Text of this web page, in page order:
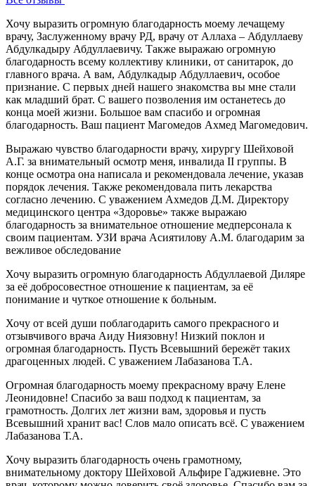
Хочу выразить огромную благодарность моему лечащему
врачу, Заслуженному врачу РД, врачу от Аллаха – Абдуллаеву
Абдулкадыру Абдуллаевичу. Также выражаю огромную
благодарность всему коллективу клиники, от санитарок, до
главного врача. А вам, Абдулкадыр Абдуллаевич, особое
признание. С первых дней нашего знакомства вы мне стали
как младший брат. С вашего позволения им останетесь до
конца моей жизни. Большое вам спасибо и огромная
благодарность. Ваш пациент Магомедов Ахмед Магомедович.
Выражаю чувство благодарности врачу, хирургу Шейховой
А.Г. за внимательный осмотр меня, инвалида II группы. В
конце осмотра она написала и рекомендовала лечение, указав
порядок лечения. Также рекомендовала пить лекарства
согласно лечению. С уважением Ахмедов Д.М. Директору
медицинского центра «Здоровье» также выражаю
благодарность за внимательное отношение медперсонала к
своим пациентам. УЗИ врача Асиятилову А.М. благодарим за
вежливое обследование
Хочу выразить огромную благодарность Абдуллаевой Диляре
за её добросовестное отношение к пациентам, за её
понимание и чуткое отношение к больным.
Хочу от всей души поблагодарить самого прекрасного и
отзывчивого врача Аиду Ниязовну! Низкий поклон и
огромная благодарность. Пусть Всевышний бережёт таких
драгоценных людей. С уважением Лабазанова Т.А.
Огромная благодарность моему прекрасному врачу Елене
Леонидовне! Спасибо за ваш подход к пациентам, за
грамотность. Долгих лет жизни вам, здоровья и пусть
Всевышний хранит вас! Слов мало описать всё. С уважением
Лабазанова Т.А.
Хочу выразить благодарность очень грамотному,
внимательному доктору Шейховой Альфире Гаджиевне. Это